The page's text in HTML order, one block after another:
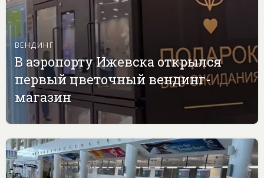
ВЕНДИНГ
В аэропорту Ижевска открылся
первый цветочный вендинг-
магазин